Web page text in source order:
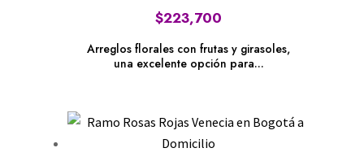
$223,700
Arreglos florales con frutas y girasoles,
una excelente opción para...